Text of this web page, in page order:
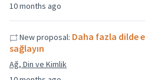
10 months ago
New proposal: Daha fazla dilde
sağlayın
Ağ, Din ve Kimlik